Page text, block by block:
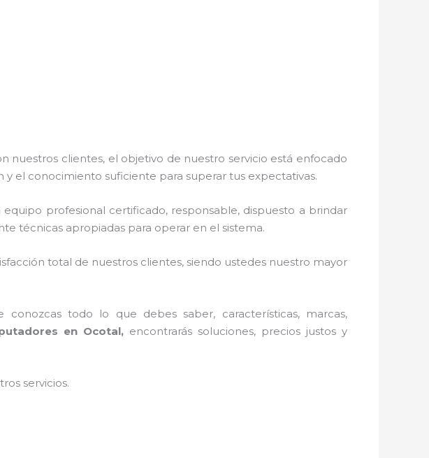
nuestros clientes, el objetivo de nuestro servicio está enfocado
y el conocimiento suficiente para superar tus expectativas.
profesional certificado, responsable, dispuesto a brindar
técnicas apropiadas para operar en el sistema.
total de nuestros clientes, siendo ustedes nuestro mayor
todo lo que debes saber, características, marcas,
en Ocotal, encontrarás soluciones, precios justos y
servicios.